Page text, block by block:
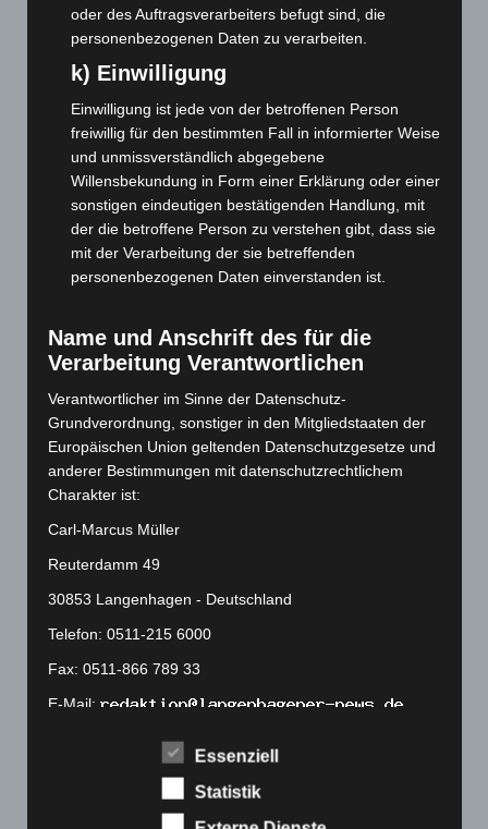
Juni 2023 (142)
Mai 2023(139)
April 2023(155)
März 2023(174)
Februar 2023 (154)
Januar 2023(140)
Dezember 2022(130)
November 2022(167)
Oktober 2022(166)
August 2022(166)
Juli 2022(133)
Juni 2022(167)
Mai 2022(177)
April 2022(198)
März 2022(221)
Februar 2022(189)
Januar 2022(190)
Dezember 2021(204)
November 2021(215)
Oktober 2021(171)
September 2021(180)
(154)
oder des Auftragsverarbeiters befugt sind, die
personenbezogenen Daten zu verarbeiten.
k) Einwilligung
Einwilligung ist jede von der betroffenen Person
freiwillig für den bestimmten Fall in informierter Weise
und unmissverständlich abgegebene
Willensbekundung in Form einer Erklärung oder einer
sonstigen eindeutigen bestätigenden Handlung, mit
der die betroffene Person zu verstehen gibt, dass sie
mit der Verarbeitung der sie betreffenden
personenbezogenen Daten einverstanden ist.
Name und Anschrift des für die
Verarbeitung Verantwortlichen
Verantwortlicher im Sinne der Datenschutz-
Grundverordnung, sonstiger in den Mitgliedstaaten der
Europäischen Union geltenden Datenschutzgesetze und
anderer Bestimmungen mit datenschutzrechtlichem
Charakter ist:
Carl-Marcus Müller
Reuterdamm 49
30853 Langenhagen - Deutschland
Telefon: 0511-215 6000
Fax: 0511-866 789 33
E-Mail:
Die Internetseiten verwenden Cookies. Cookies sind
Textdateien, welche über einen Internetbrowser auf
Essenziell
Statistik